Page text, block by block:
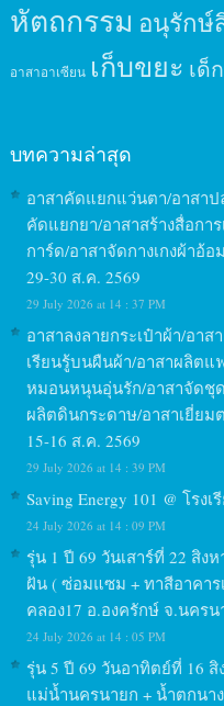
หัตถกรรม อนุรักษ์
อาสาอาเซียน เก็บขยะ เด็
บทความล่าสุด
อาสาคัดแยกแว่นตา/อาสา
คัดแยกยา/อาสาสร้างสื่อก
การ์ด/อาสาจัดกางเกงผ้าอ้
29-30 ส.ค. 2569
29 July 2026 at 14 : 37 PM
อาสาลงลายกระเป๋าผ้า/อา
เรียนรู้บนผืนผ้า/อาสาผลิต
หมอนหนุนอุ่นรัก/อาสาจัดชุ
ผลิตดินกระดาษ/อาสาเยี่ยม
15-16 ส.ค. 2569
29 July 2026 at 14 : 39 PM
Saving Energy 101 @ โรง
24 July 2026 at 14 : 09 PM
รุ่น 1 ปี 69 วันเสาร์ที่ 22 สิ
ฝัน ( ซ่อมแซม + ทาสีอาคาร
คลอง17 อ.องครักษ์ จ.นครน
24 July 2026 at 14 : 05 PM
รุ่น 5 ปี 69 วันอาทิตย์ที่ 16 สิ
แม่น้ำนครนายก + น้ำตกนา